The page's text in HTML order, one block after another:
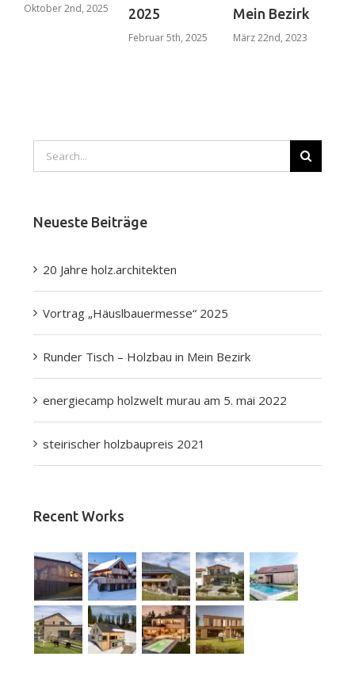
Oktober 2nd, 2025
2025
Februar 5th, 2025
Mein Bezirk
März 22nd, 2023
Search
Neueste Beiträge
20 Jahre holz.architekten
Vortrag „Häuslbauermesse“ 2025
Runder Tisch – Holzbau in Mein Bezirk
energiecamp holzwelt murau am 5. mai 2022
steirischer holzbaupreis 2021
Recent Works